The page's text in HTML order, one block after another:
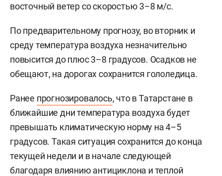
восточный ветер со скоростью 3–8 м/с.
По предварительному прогнозу, во вторник и
среду температура воздуха незначительно
повысится до плюс 3–8 градусов. Осадков не
обещают, на дорогах сохранится гололедица.
Ранее прогнозировалось, что в Татарстане в
ближайшие дни температура воздуха будет
превышать климатическую норму на 4–5
градусов. Такая ситуация сохранится до конца
текущей недели и в начале следующей
благодаря влиянию антициклона и теплой